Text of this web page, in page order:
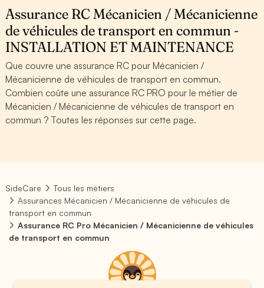
Assurance RC Mécanicien / Mécanicienne
de véhicules de transport en commun -
INSTALLATION ET MAINTENANCE
Que couvre une assurance RC pour Mécanicien /
Mécanicienne de véhicules de transport en commun.
Combien coûte une assurance RC PRO pour le métier de
Mécanicien / Mécanicienne de véhicules de transport en
commun ? Toutes les réponses sur cette page.
SideCare
Tous les métiers
Assurances Mécanicien / Mécanicienne de véhicules de
transport en commun
Assurance RC Pro Mécanicien / Mécanicienne de véhicules
de transport en commun